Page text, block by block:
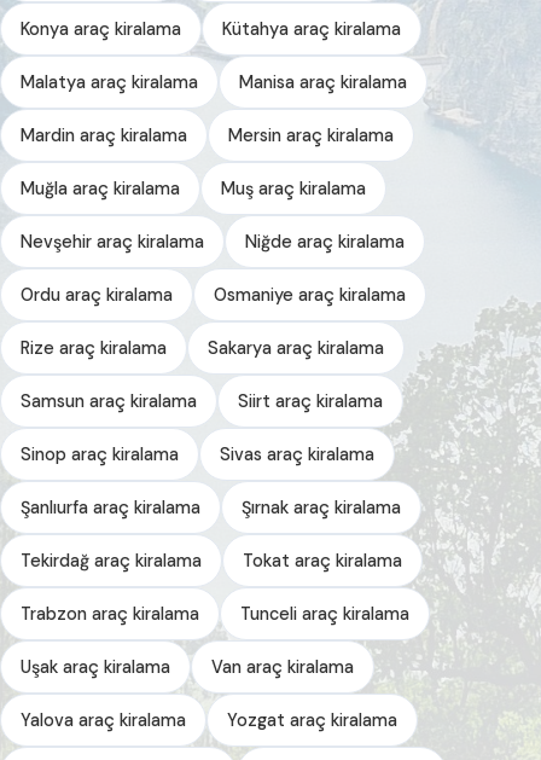
Konya araç kiralama Kütahya araç kiralama
Malatya araç kiralama Manisa araç kiralama
Mardin araç kiralama Mersin araç kiralama
Muğla araç kiralama Muş araç kiralama
Nevşehir araç kiralama Niğde araç kiralama
Ordu araç kiralama Osmaniye araç kiralama
Rize araç kiralama Sakarya araç kiralama
Samsun araç kiralama Siirt araç kiralama
Sinop araç kiralama Sivas araç kiralama
Şanlıurfa araç kiralama Şırnak araç kiralama
Tekirdağ araç kiralama Tokat araç kiralama
Trabzon araç kiralama Tunceli araç kiralama
Uşak araç kiralama Van araç kiralama
Yalova araç kiralama Yozgat araç kiralama